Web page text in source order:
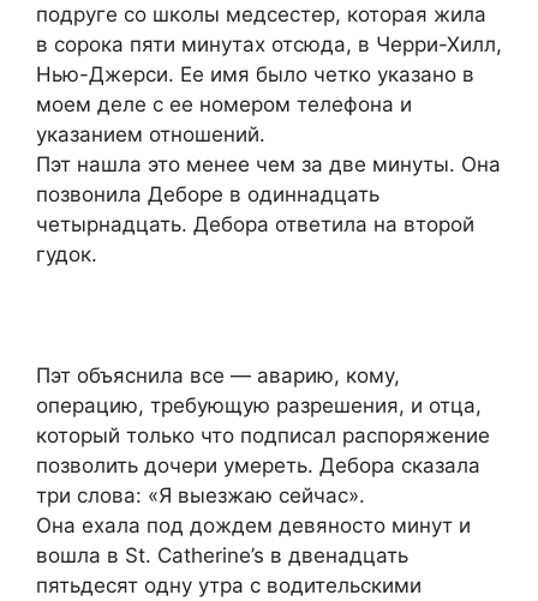
подруге со школы медсестер, которая жила
в сорока пяти минутах отсюда, в Черри-Хилл,
Нью-Джерси. Ее имя было четко указано в
моем деле с ее номером телефона и
указанием отношений.
Пэт нашла это менее чем за две минуты. Она
позвонила Деборе в одиннадцать
четырнадцать. Дебора ответила на второй
гудок.
Пэт объяснила все — аварию, кому,
операцию, требующую разрешения, и отца,
который только что подписал распоряжение
позволить дочери умереть. Дебора сказала
три слова: «Я выезжаю сейчас».
Она ехала под дождем девяносто минут и
вошла в St. Catherine’s в двенадцать
пятьдесят одну утра с водительскими